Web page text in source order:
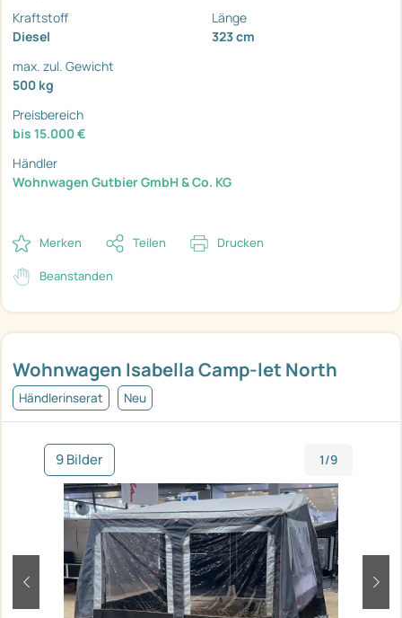
Wohnwagen Isabella Camp-let North
Händlerinserat Neu
9 Bilder 1/9
zurück
Kraftstoff
Diesel
Länge
323 cm
max. zul. Gewicht
500 kg
Preisbereich
bis 15.000 €
Händler
Wohnwagen Gutbier GmbH & Co. KG
Merken Teilen Drucken
Beanstanden